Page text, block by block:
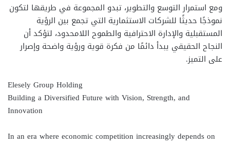
ومع استمرار التوسع والتطوير، تبدو المجموعة في طريقها لتكون
نموذجًا حديثًا للشركات الاستثمارية التي تجمع بين الرؤية
المستقبلية والإدارة الاحترافية والطموح اللامحدود، لتؤكد أن
النجاح الحقيقي يبدأ دائمًا من فكرة قوية ورؤية واضحة وإصرار
على التميز.
Elesely Group Holding
Building a Diversified Future with Vision, Strength, and
Innovation
In an era where economic competition increasingly depends on